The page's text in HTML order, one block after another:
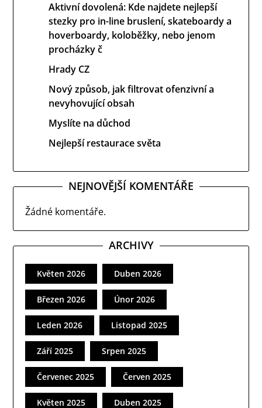
Aktivní dovolená: Kde najdete nejlepší
stezky pro in-line bruslení, skateboardy a
hoverboardy, koloběžky, nebo jenom
procházky č
Hrady CZ
Nový způsob, jak filtrovat ofenzivní a
nevyhovující obsah
Myslíte na důchod
Nejlepší restaurace světa
NEJNOVĚJŠÍ KOMENTÁŘE
Žádné komentáře.
ARCHIVY
Květen 2026 Duben 2026
Březen 2026 Únor 2026
Leden 2026 Listopad 2025
Září 2025 Srpen 2025
Červenec 2025 Červen 2025
Květen 2025 Duben 2025